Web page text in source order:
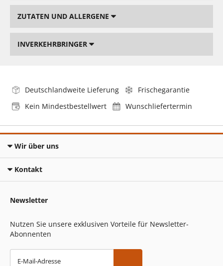
ZUTATEN UND ALLERGENE
INVERKEHRBRINGER
Deutschlandweite Lieferung
Frischegarantie
Kein Mindestbestellwert
Wunschliefertermin
Wir über uns
Kontakt
Newsletter
Nutzen Sie unsere exklusiven Vorteile für Newsletter-
Abonnenten
E-Mail-Adresse